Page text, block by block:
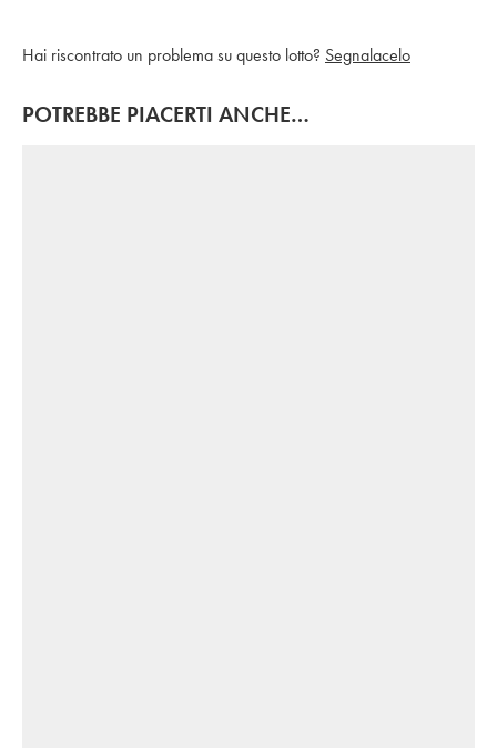
Hai riscontrato un problema su questo lotto? Segnalacelo
POTREBBE PIACERTI ANCHE…